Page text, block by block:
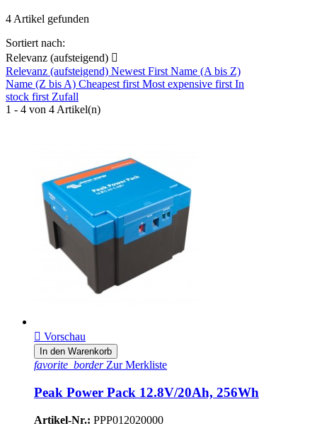
4 Artikel gefunden
Sortiert nach:
Relevanz (aufsteigend) 
Relevanz (aufsteigend) Newest FirstName (A bis Z)
Name (Z bis A) Cheapest firstMost expensive firstIn
stock firstZufall
1 - 4 von 4 Artikel(n)
 Vorschau
In den Warenkorb
favorite_borderZur Merkliste
Peak Power Pack 12.8V/20Ah, 256Wh
Artikel-Nr.: PPP012020000